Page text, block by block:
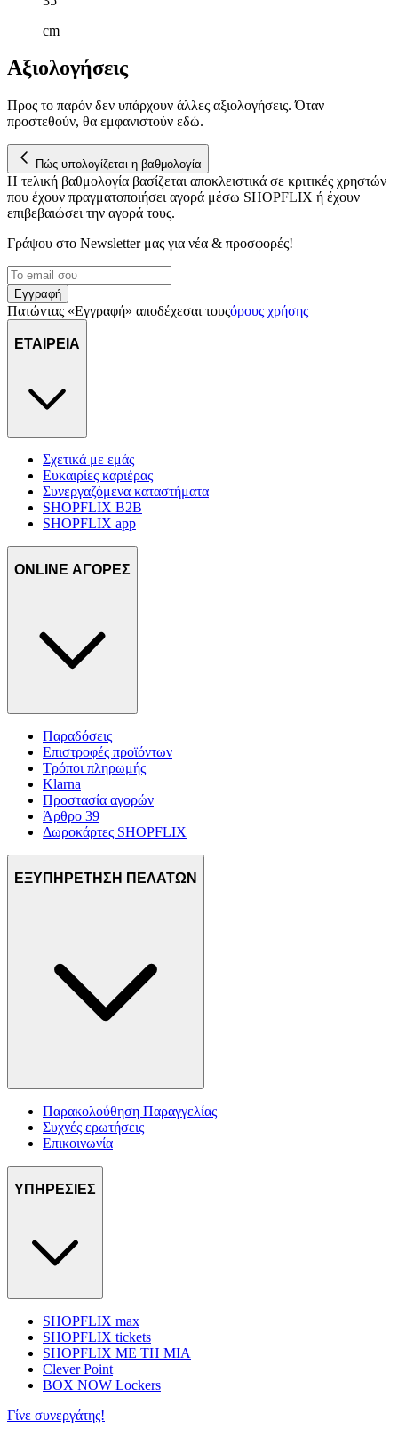
cm
Αξιολογήσεις
Προς το παρόν δεν υπάρχουν άλλες αξιολογήσεις. Όταν
προστεθούν, θα εμφανιστούν εδώ.
Πώς υπολογίζεται η βαθμολογία
Η τελική βαθμολογία βασίζεται αποκλειστικά σε κριτικές χρηστών
που έχουν πραγματοποιήσει αγορά μέσω SHOPFLIX ή έχουν
επιβεβαιώσει την αγορά τους.
Γράψου στο Νewsletter μας για νέα & προσφορές!
Εγγραφή
Πατώντας «Εγγραφή» αποδέχεσαι τουςόρους χρήσης
ΕΤΑΙΡΕΙΑ
Σχετικά με εμάς
Ευκαιρίες καριέρας
Συνεργαζόμενα καταστήματα
SHOPFLIX B2B
SHOPFLIX app
ONLINE ΑΓΟΡΕΣ
Παραδόσεις
Επιστροφές προϊόντων
Τρόποι πληρωμής
Klarna
Προστασία αγορών
Άρθρο 39
Δωροκάρτες SHOPFLIX
ΕΞΥΠΗΡΕΤΗΣΗ ΠΕΛΑΤΩΝ
Παρακολούθηση Παραγγελίας
Συχνές ερωτήσεις
Επικοινωνία
ΥΠΗΡΕΣΙΕΣ
SHOPFLIX max
SHOPFLIX tickets
SHOPFLIX ΜΕ ΤΗ ΜΙΑ
Clever Point
BOX NOW Lockers
Γίνε συνεργάτης!